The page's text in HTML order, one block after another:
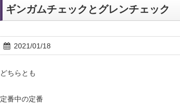
ギンガムチェックとグレンチェック
2021/01/18
どちらとも
定番中の定番